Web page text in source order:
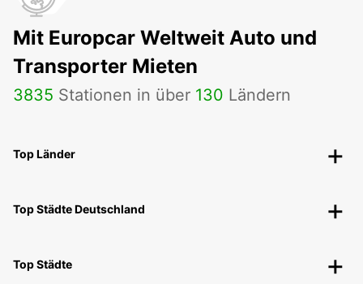
Mit Europcar Weltweit Auto und
Transporter Mieten
3835 Stationen in über 130 Ländern
Top Länder
Top Städte Deutschland
Top Städte